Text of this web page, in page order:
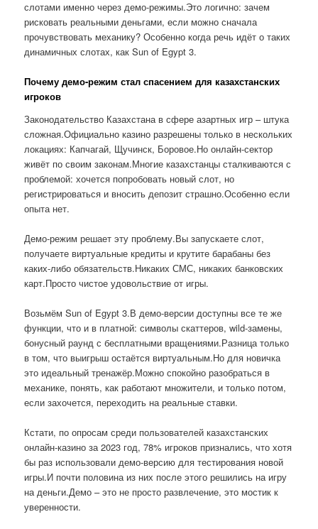
слотами именно через демо-режимы.Это логично: зачем
рисковать реальными деньгами, если можно сначала
прочувствовать механику? Особенно когда речь идёт о таких
динамичных слотах, как Sun of Egypt 3.
Почему демо-режим стал спасением для казахстанских
игроков
Законодательство Казахстана в сфере азартных игр – штука
сложная.Официально казино разрешены только в нескольких
локациях: Капчагай, Щучинск, Боровое.Но онлайн-сектор
живёт по своим законам.Многие казахстанцы сталкиваются с
проблемой: хочется попробовать новый слот, но
регистрироваться и вносить депозит страшно.Особенно если
опыта нет.
Демо-режим решает эту проблему.Вы запускаете слот,
получаете виртуальные кредиты и крутите барабаны без
каких-либо обязательств.Никаких СМС, никаких банковских
карт.Просто чистое удовольствие от игры.
Возьмём Sun of Egypt 3.В демо-версии доступны все те же
функции, что и в платной: символы скаттеров, wild-замены,
бонусный раунд с бесплатными вращениями.Разница только
в том, что выигрыш остаётся виртуальным.Но для новичка
это идеальный тренажёр.Можно спокойно разобраться в
механике, понять, как работают множители, и только потом,
если захочется, переходить на реальные ставки.
Кстати, по опросам среди пользователей казахстанских
онлайн-казино за 2023 год, 78% игроков признались, что хотя
бы раз использовали демо-версию для тестирования новой
игры.И почти половина из них после этого решились на игру
на деньги.Демо – это не просто развлечение, это мостик к
уверенности.